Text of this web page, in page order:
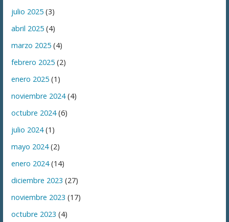
julio 2025 (3)
abril 2025 (4)
marzo 2025 (4)
febrero 2025 (2)
enero 2025 (1)
noviembre 2024(4)
octubre 2024(6)
julio 2024(1)
mayo 2024(2)
enero 2024(14)
diciembre 2023 (27)
noviembre 2023 (17)
octubre 2023 (4)